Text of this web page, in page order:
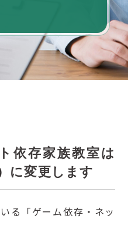
依存家族教室は
に変更します
る「ゲーム依存・ネッ